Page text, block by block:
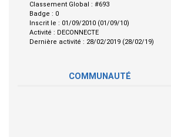
Classement Global : #693
Badge : 0
Inscrit le : 01/09/2010 (01/09/10)
Activité : DECONNECTE
Dernière activité : 28/02/2019 (28/02/19)
COMMUNAUTÉ